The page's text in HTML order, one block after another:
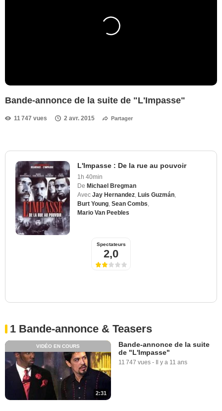
Bande-annonce de la suite de "L'Impasse"
11 747 vues 2 avr. 2015 Partager
L'Impasse : De la rue au pouvoir
1h 40min
De Michael Bregman
Avec Jay Hernandez Luis Guzmán
Burt Young Sean Combs
Mario Van Peebles
Spectateurs
2,0
1 Bande-annonce & Teasers
2:31
VIDÉO EN COURS
Bande-annonce de la suite
de "L'Impasse"
11 747 vues - Il y a 11 ans